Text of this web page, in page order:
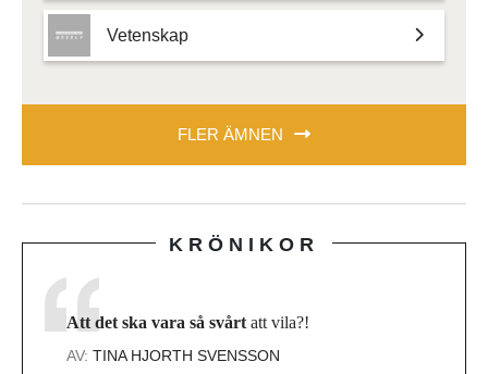
Vetenskap
FLER ÄMNEN
KRÖNIKOR
Att det ska vara så svårt att vila?!
AV: TINA HJORTH SVENSSON